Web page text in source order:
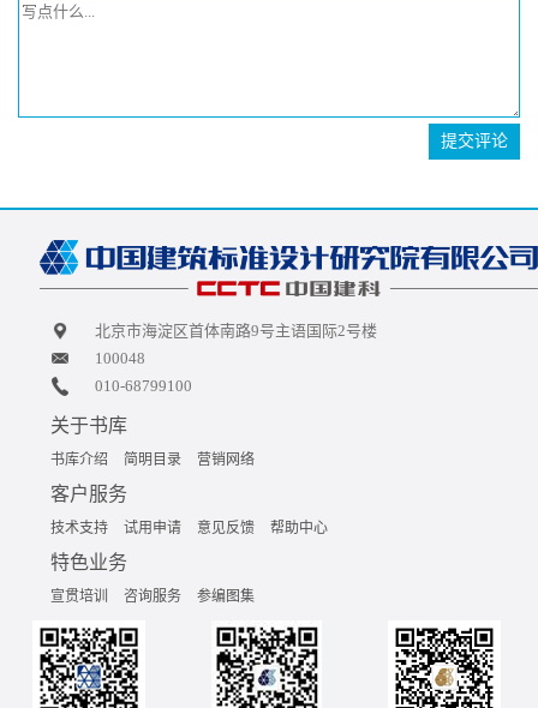
提交评论
北京市海淀区首体南路9号主语国际2号楼
100048
010-68799100
关于书库
书库介绍 简明目录 营销网络
客户服务
技术支持 试用申请 意见反馈 帮助中心
特色业务
宣贯培训 咨询服务 参编图集